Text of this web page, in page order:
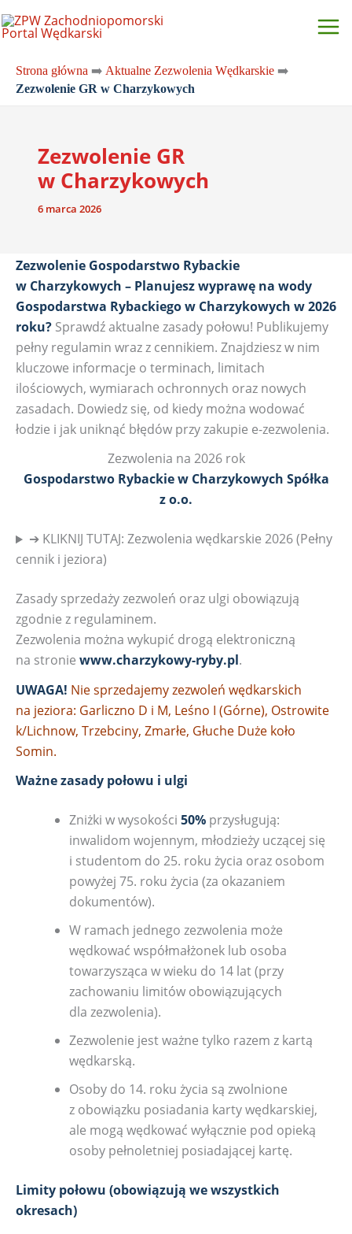
do
Strona główna ➡️ Aktualne Zezwolenia Wędkarskie ➡️
Zezwolenie GR w Charzykowych
Zezwolenie GR
w Charzykowych
6 marca 2026
Zezwolenie Gospodarstwo Rybackie
w Charzykowych – Planujesz wyprawę na wody
Gospodarstwa Rybackiego w Charzykowych w 2026
roku? Sprawdź aktualne zasady połowu! Publikujemy
pełny regulamin wraz z cennikiem. Znajdziesz w nim
kluczowe informacje o terminach, limitach
ilościowych, wymiarach ochronnych oraz nowych
zasadach. Dowiedz się, od kiedy można wodować
łodzie i jak uniknąć błędów przy zakupie e-zezwolenia.
Zezwolenia na 2026 rok
Gospodarstwo Rybackie w Charzykowych Spółka
z o.o.
➔ KLIKNIJ TUTAJ: Zezwolenia wędkarskie 2026 (Pełny
cennik i jeziora)
Zasady sprzedaży zezwoleń oraz ulgi obowiązują
zgodnie z regulaminem.
Zezwolenia można wykupić drogą elektroniczną
na stronie www.charzykowy-ryby.pl.
UWAGA! Nie sprzedajemy zezwoleń wędkarskich
na jeziora: Garliczno D i M, Leśno I (Górne), Ostrowite
k/Lichnow, Trzebciny, Zmarłe, Głuche Duże koło
Somin.
Ważne zasady połowu i ulgi
Zniżki w wysokości 50% przysługują:
inwalidom wojennym, młodzieży uczącej się
i studentom do 25. roku życia oraz osobom
powyżej 75. roku życia (za okazaniem
dokumentów).
W ramach jednego zezwolenia może
wędkować współmałżonek lub osoba
towarzysząca w wieku do 14 lat (przy
zachowaniu limitów obowiązujących
dla zezwolenia).
Zezwolenie jest ważne tylko razem z kartą
wędkarską.
Osoby do 14. roku życia są zwolnione
z obowiązku posiadania karty wędkarskiej,
ale mogą wędkować wyłącznie pod opieką
osoby pełnoletniej posiadającej kartę.
Limity połowu (obowiązują we wszystkich
okresach)